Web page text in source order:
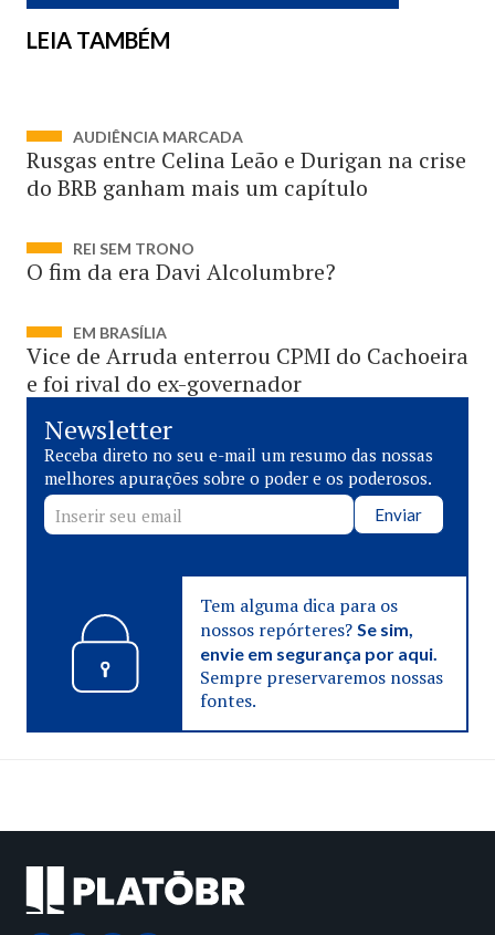
LEIA TAMBÉM
AUDIÊNCIA MARCADA
Rusgas entre Celina Leão e Durigan na crise
do BRB ganham mais um capítulo
REI SEM TRONO
O fim da era Davi Alcolumbre?
EM BRASÍLIA
Vice de Arruda enterrou CPMI do Cachoeira
e foi rival do ex-governador
Newsletter
Receba direto no seu e-mail um resumo das nossas
melhores apurações sobre o poder e os poderosos.
Enviar
Tem alguma dica para os
nossos repórteres? Se sim,
envie em segurança por aqui.
Sempre preservaremos nossas
fontes.